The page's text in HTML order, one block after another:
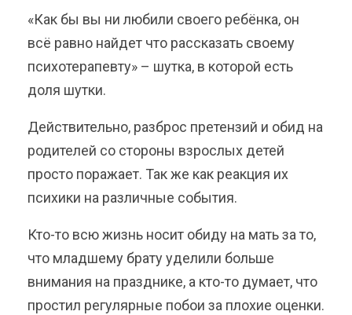
«Как бы вы ни любили своего ребёнка, он
всё равно найдет что рассказать своему
психотерапевту» – шутка, в которой есть
доля шутки.
Действительно, разброс претензий и обид на
родителей со стороны взрослых детей
просто поражает. Так же как реакция их
психики на различные события.
Кто-то всю жизнь носит обиду на мать за то,
что младшему брату уделили больше
внимания на празднике, а кто-то думает, что
простил регулярные побои за плохие оценки.